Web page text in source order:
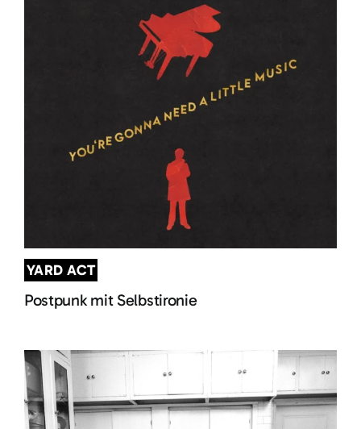
YARD ACT
Postpunk mit Selbstironie